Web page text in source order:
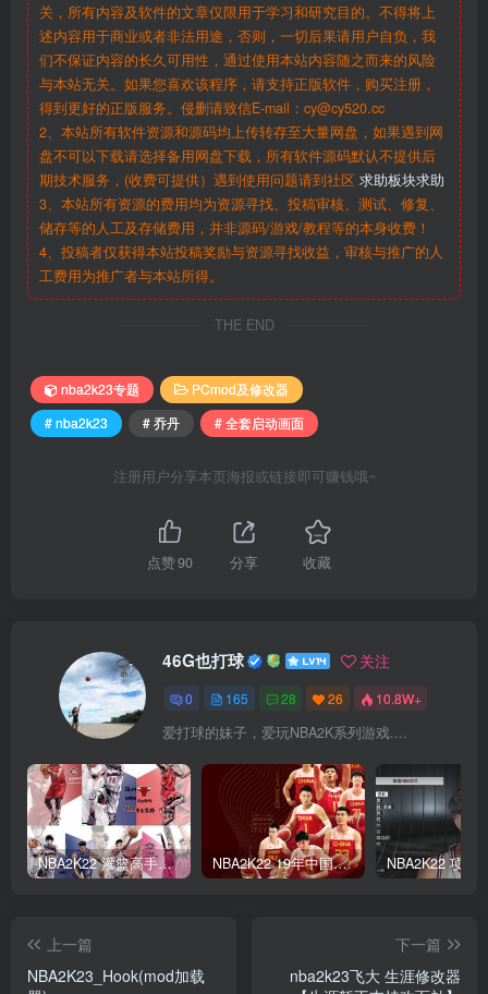
关，所有内容及软件的文章仅限用于学习和研究目的。不得将上
述内容用于商业或者非法用途，否则，一切后果请用户自负，我
们不保证内容的长久可用性，通过使用本站内容随之而来的风险
与本站无关。如果您喜欢该程序，请支持正版软件，购买注册，
得到更好的正版服务。侵删请致信E-mail：cy@cy520.cc
2、本站所有软件资源和源码均上传转存至大量网盘，如果遇到网
盘不可以下载请选择备用网盘下载，所有软件源码默认不提供后
期技术服务，(收费可提供）遇到使用问题请到社区 求助板块求助
3、本站所有资源的费用均为资源寻找、投稿审核、测试、修复、
储存等的人工及存储费用，并非源码/游戏/教程等的本身收费！
4、投稿者仅获得本站投稿奖励与资源寻找收益，审核与推广的人
工费用为推广者与本站所得。
THE END
nba2k23专题
PCmod及修改器
# nba2k23
# 乔丹 # 全套启动画面
注册用户分享本页海报或链接即可赚钱哦~
点赞90 分享 收藏
46G也打球 关注
0 165 28 26 10.8W+
爱打球的妹子，爱玩NBA2K系列游戏....
NBA2K22 灌篮高手面补合集 NBA2K22 19年中国队面补合集
上一篇
NBA2K23_Hook(mod加载
下一篇
nba2k23飞大 生涯修改器